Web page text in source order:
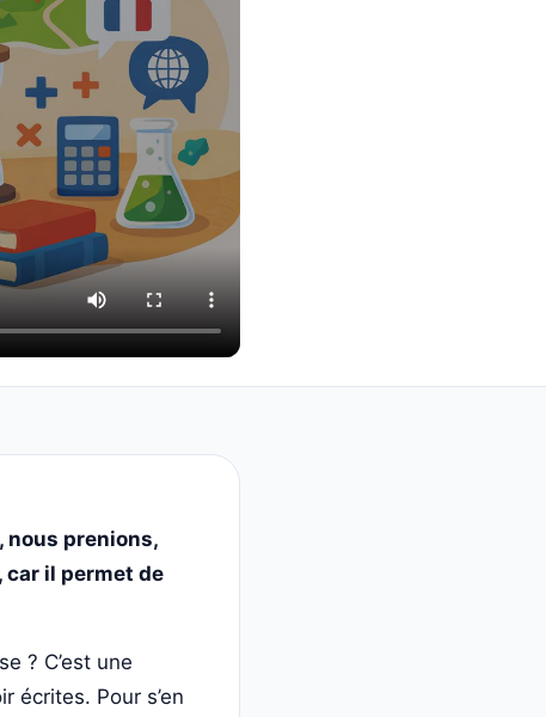
nous prenions,
car il permet de
? C’est une
écrites. Pour s’en